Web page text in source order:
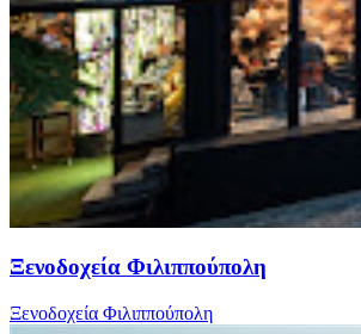
Ξενοδοχεία Φιλιππούπολη
Ξενοδοχεία Φιλιππούπολη